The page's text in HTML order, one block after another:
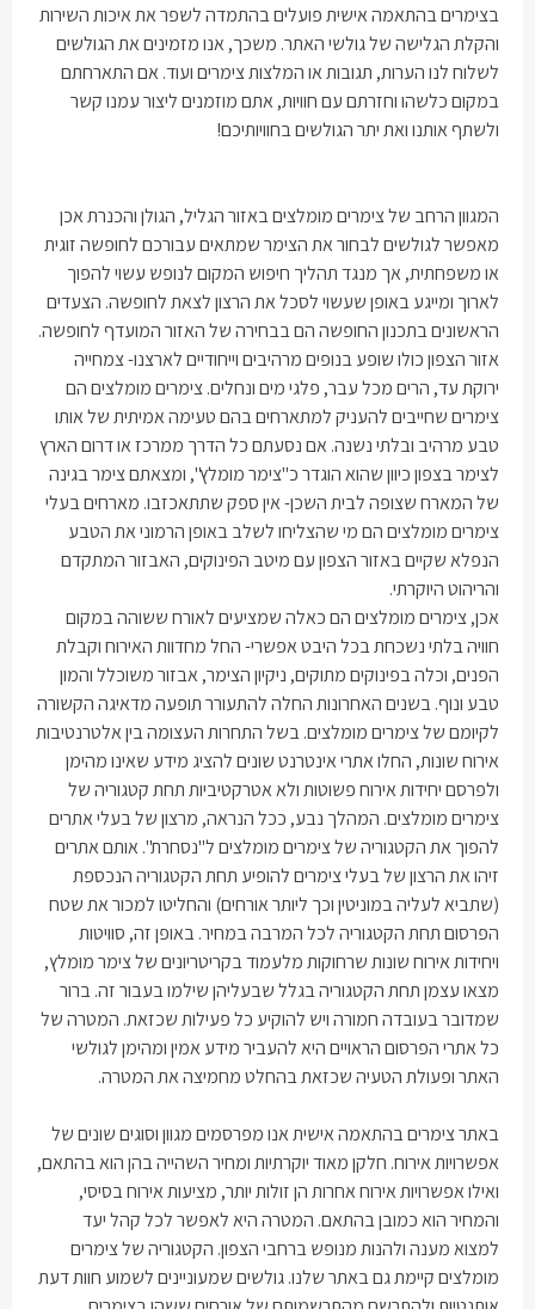
בצימרים בהתאמה אישית פועלים בהתמדה לשפר את איכות השירות
והקלת הגלישה של גולשי האתר. משכך, אנו מזמינים את הגולשים
לשלוח לנו הערות, תגובות אוהמלצות צימריםועוד. אם התארחתם
במקום כלשהו וחזרתם עם חוויות, אתם מוזמנים ליצור עמנו קשר
ולשתף אותנו ואת יתר הגולשים בחוויותיכם!
המגוון הרחב של צימרים מומלצים באזור הגליל, הגולן והכנרת אכן
מאפשר לגולשים לבחור את הצימר שמתאים עבורכם לחופשה זוגית
או משפחתית, אך מנגד תהליך חיפוש המקום לנופש עשוי להפוך
לארוך ומייגע באופן שעשוי לסכל את הרצון לצאת לחופשה. הצעדים
הראשונים בתכנון החופשה הם בבחירה של האזור המועדף לחופשה.
אזור הצפון כולו שופע בנופים מרהיבים וייחודיים לארצנו- צמחייה
ירוקת עד, הרים מכל עבר, פלגי מים ונחלים. צימרים מומלצים הם
צימרים שחייבים להעניק למתארחים בהם טעימה אמיתית של אותו
טבע מרהיב ובלתי נשנה. אם נסעתם כל הדרך ממרכז או דרום הארץ
לצימר בצפון כיוון שהוא הוגדר כ"צימר מומלץ", ומצאתם צימר בגינה
של המארח שצופה לבית השכן- אין ספק שתתאכזבו. מארחים בעלי
צימרים מומלצים הם מי שהצליחו לשלב באופן הרמוני את הטבע
הנפלא שקיים באזור הצפון עם מיטב הפינוקים, האבזור המתקדם
והריהוט היוקרתי.
אכן, צימרים מומלצים הם כאלה שמציעים לאורח ששוהה במקום
חוויה בלתי נשכחת בכל היבט אפשרי- החל מחדוות האירוח וקבלת
הפנים, וכלה בפינוקים מתוקים, ניקיון הצימר, אבזור משוכלל והמון
טבע ונוף. בשנים האחרונות החלה להתעורר תופעה מדאיגה הקשורה
לקיומם של צימרים מומלצים. בשל התחרות העצומה בין אלטרנטיבות
אירוח שונות, החלו אתרי אינטרנט שונים להציג מידע שאינו מהימן
ולפרסם יחידות אירוח פשוטות ולא אטרקטיביות תחת קטגוריה של
צימרים מומלצים. המהלך נבע, ככל הנראה, מרצון של בעלי אתרים
להפוך את הקטגוריה של צימרים מומלצים ל"נסחרת". אותם אתרים
זיהו את הרצון של בעלי צימרים להופיע תחת הקטגוריה הנכספת
(שתביא לעליה במוניטין וכך ליותר אורחים) והחליטו למכור את שטח
הפרסום תחת הקטגוריה לכל המרבה במחיר. באופן זה, סוויטות
ויחידות אירוח שונות שרחוקות מלעמוד בקריטריונים של צימר מומלץ,
מצאו עצמן תחת הקטגוריה בגלל שבעליהן שילמו בעבור זה. ברור
שמדובר בעובדה חמורה ויש להוקיע כל פעילות שכזאת. המטרה של
כל אתרי הפרסום הראויים היא להעביר מידע אמין ומהימן לגולשי
האתר ופעולת הטעיה שכזאת בהחלט מחמיצה את המטרה.
באתר צימרים בהתאמה אישית אנו מפרסמים מגוון וסוגים שונים של
אפשרויות אירוח. חלקן מאוד יוקרתיות ומחיר השהייה בהן הוא בהתאם,
ואילו אפשרויות אירוח אחרות הן זולות יותר, מציעות אירוח בסיסי,
והמחיר הוא כמובן בהתאם. המטרה היא לאפשר לכל קהל יעד
למצוא מענה ולהנות מנופש ברחבי הצפון. הקטגוריה של צימרים
מומלצים קיימת גם באתר שלנו. גולשים שמעוניינים לשמוע חוות דעת